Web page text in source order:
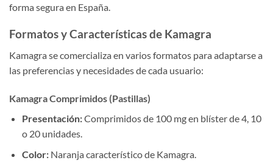
forma segura en España.
Formatos y Características de Kamagra
Kamagra se comercializa en varios formatos para adaptarse a
las preferencias y necesidades de cada usuario:
Kamagra Comprimidos (Pastillas)
Presentación:Comprimidos de 100 mg en blíster de 4, 10
o 20 unidades.
Color:Naranja característico de Kamagra.